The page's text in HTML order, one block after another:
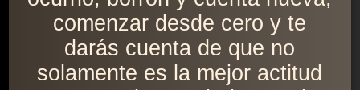
comenzar desde cero y te
darás cuenta de que no
solamente es la mejor actitud